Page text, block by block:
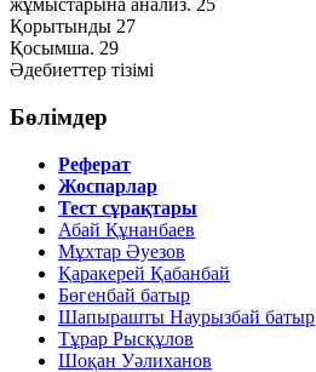
жұмыстарына анализ. 25
Қорытынды 27
Қосымша. 29
Әдебиеттер тізімі
Бөлімдер
Реферат
Жоспарлар
Тест сұрақтары
Абай Құнанбаев
Мұхтар Әуезов
Қаракерей Қабанбай
Бөгенбай батыр
Шапырашты Наурызбай батыр
Тұрар Рысқұлов
Шоқан Уәлиханов